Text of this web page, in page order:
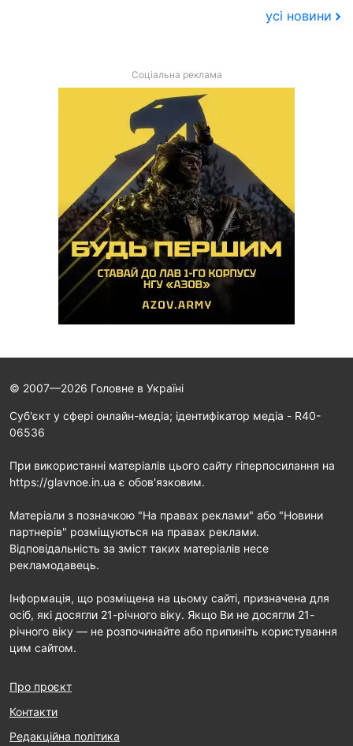
усі новини
Соціальна реклама
© 2007—2026 Головне в Україні
Cуб'єкт у сфері онлайн-медіа; ідентифікатор медіа - R40-
06536
При використанні матеріалів цього сайту гіперпосилання на
https://glavnoe.in.ua є обов'язковим.
Матеріали з позначкою "На правах реклами" або "Новини
партнерів" розміщуються на правах реклами.
Відповідальність за зміст таких матеріалів несе
рекламодавець.
Інформація, що розміщена на цьому сайті, призначена для
осіб, які досягли 21-річного віку. Якщо Ви не досягли 21-
річного віку — не розпочинайте або припиніть користування
цим сайтом.
Про проєкт
Контакти
Редакційна політика